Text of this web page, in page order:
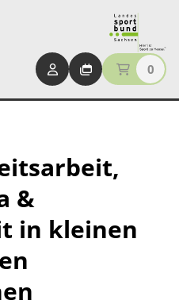
0
&
in kleinen